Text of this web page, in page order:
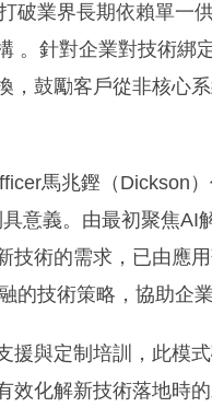
破業界長期依賴單一
。針對企業對技術綁
，鼓勵客戶從非核心
馬兆鏗（Dickson
意義。由最初聚焦
技術的需求，已由應
的技術策略，協助企
援與定制培訓，此模
效化解新技術落地時